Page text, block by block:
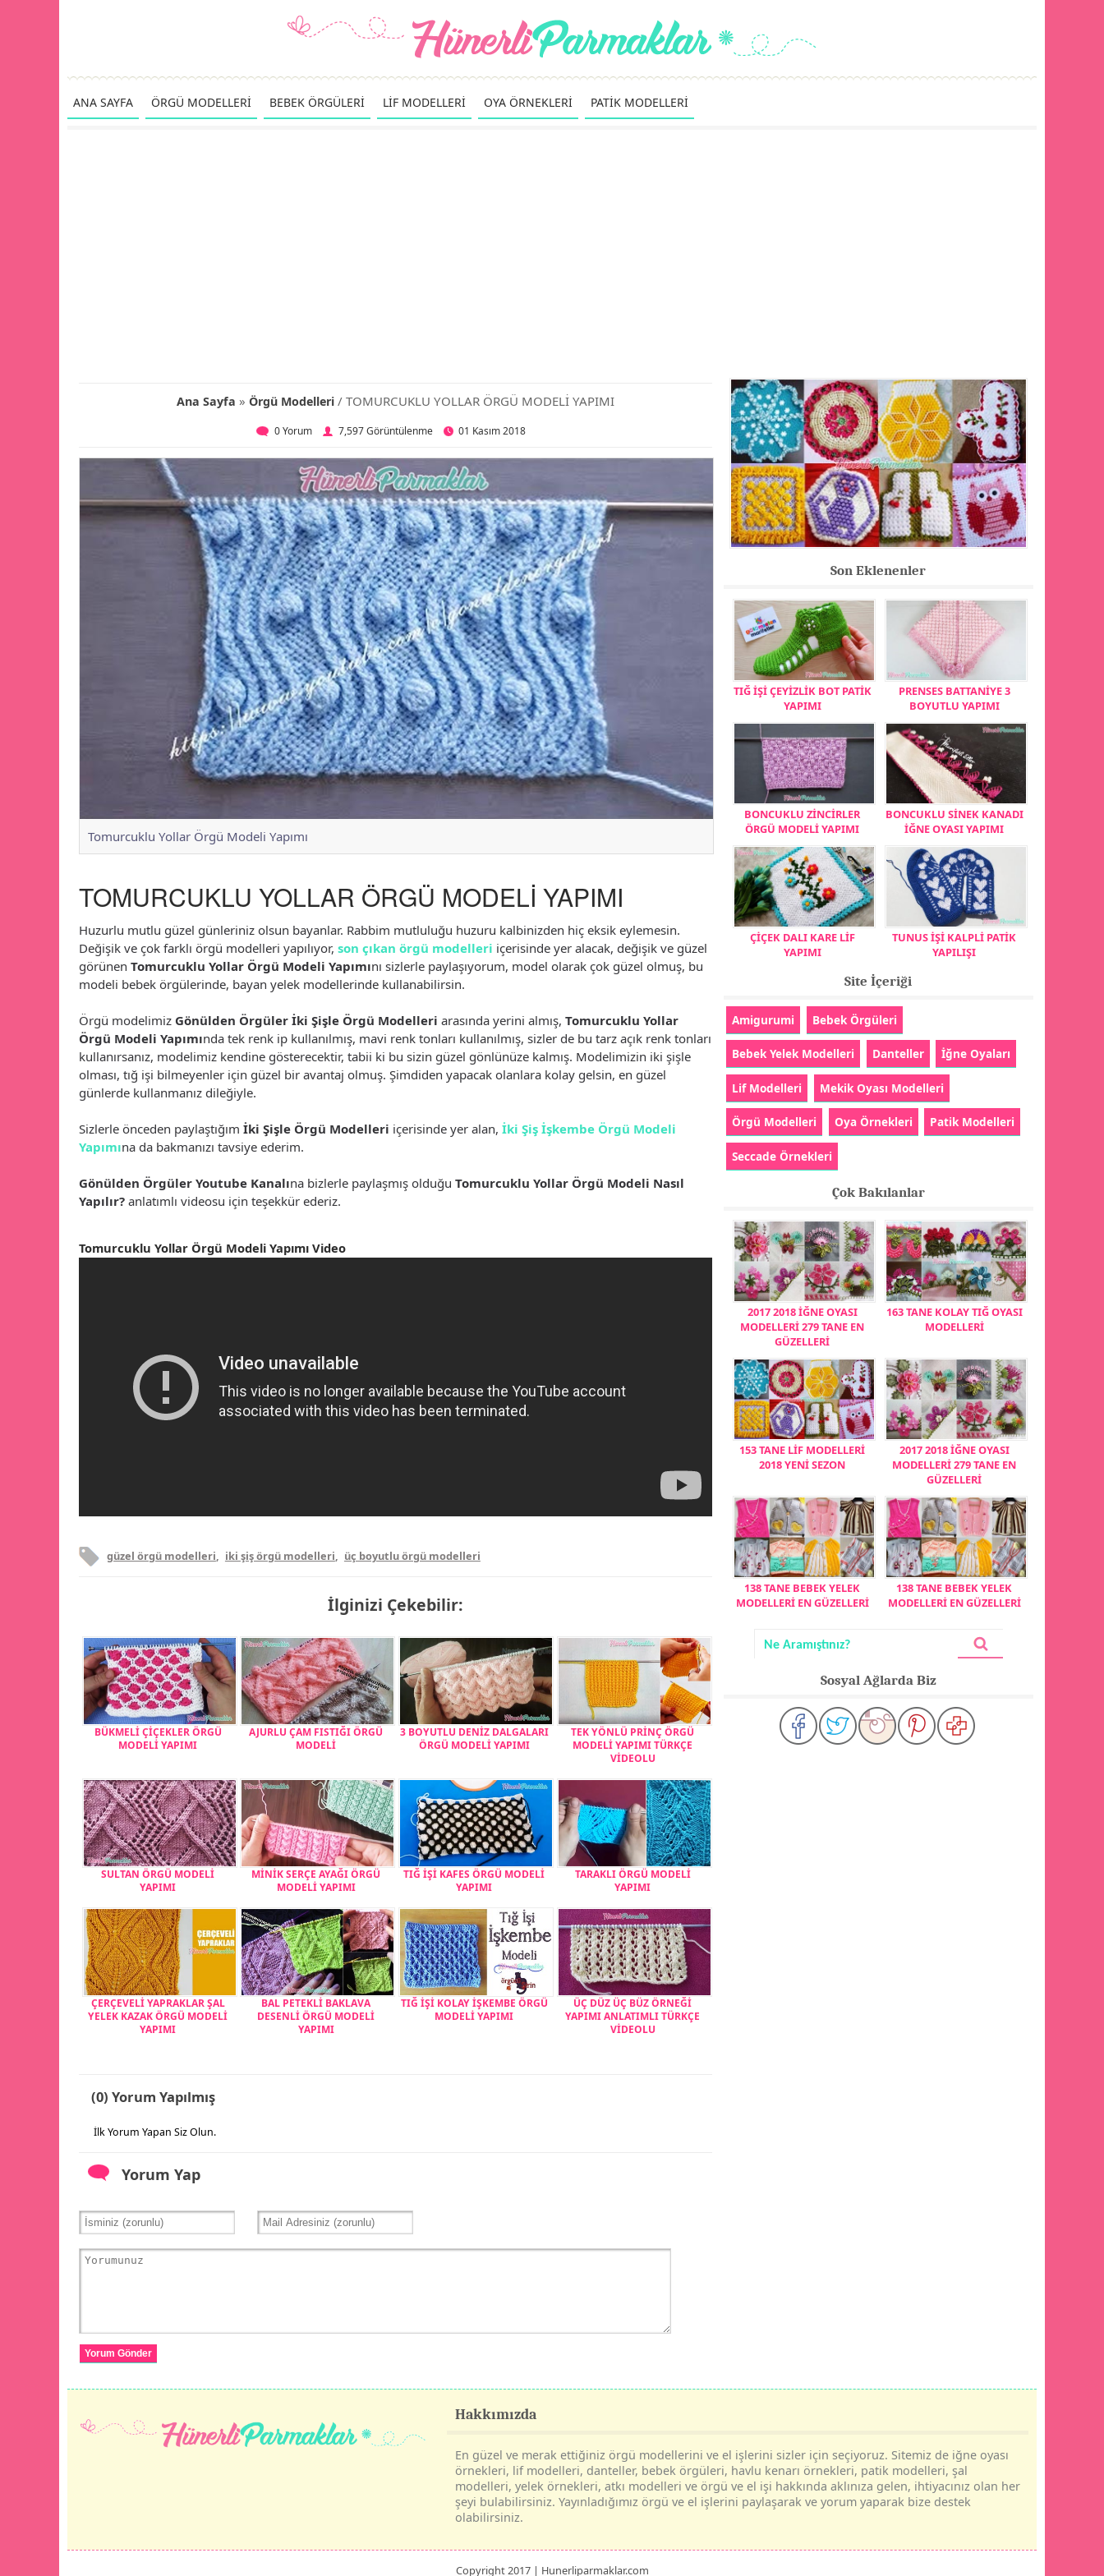
ANA SAYFA ÖRGÜ MODELLERİ BEBEK ÖRGÜLERİ LİF MODELLERİ OYA ÖRNEKLERİ PATİK MODELLERİ
Ana Sayfa » Örgü Modelleri/ TOMURCUKLU YOLLAR ÖRGÜ MODELİ YAPIMI
0 Yorum 7,597 Görüntülenme 01 Kasım 2018
Tomurcuklu Yollar Örgü Modeli Yapımı
TOMURCUKLU YOLLAR ÖRGÜ MODELİ YAPIMI
Huzurlu mutlu güzel günleriniz olsun bayanlar. Rabbim mutluluğu huzuru kalbinizden hiç eksik eylemesin.
Değişik ve çok farklı örgü modelleri yapılıyor, son çıkan örgü modelleri içerisinde yer alacak, değişik ve güzel
görünen Tomurcuklu Yollar Örgü Modeli Yapımını sizlerle paylaşıyorum, model olarak çok güzel olmuş, bu
modeli bebek örgülerinde, bayan yelek modellerinde kullanabilirsin.
Örgü modelimiz Gönülden Örgüler İki Şişle Örgü Modelleri arasında yerini almış, Tomurcuklu Yollar
Örgü Modeli Yapımında tek renk ip kullanılmış, mavi renk tonları kullanılmış, sizler de bu tarz açık renk tonları
kullanırsanız, modelimiz kendine gösterecektir, tabii ki bu sizin güzel gönlünüze kalmış. Modelimizin iki şişle
olması, tığ işi bilmeyenler için güzel bir avantaj olmuş. Şimdiden yapacak olanlara kolay gelsin, en güzel
günlerde kullanmanız dileğiyle.
Sizlerle önceden paylaştığım İki Şişle Örgü Modelleri içerisinde yer alan, İki Şiş İşkembe Örgü Modeli
Yapımına da bakmanızı tavsiye ederim.
Gönülden Örgüler Youtube Kanalına bizlerle paylaşmış olduğu Tomurcuklu Yollar Örgü Modeli Nasıl
Yapılır?anlatımlı videosu için teşekkür ederiz.
Tomurcuklu Yollar Örgü Modeli Yapımı Video
güzel örgü modelleri, iki şiş örgü modelleri, üç boyutlu örgü modelleri
İlginizi Çekebilir:
BÜKMELİ ÇİÇEKLER ÖRGÜ
MODELİ YAPIMI
AJURLU ÇAM FISTIĞI ÖRGÜ
MODELİ
3 BOYUTLU DENİZ DALGALARI
ÖRGÜ MODELİ YAPIMI
TEK YÖNLÜ PRİNÇ ÖRGÜ
MODELİ YAPIMI TÜRKÇE
VİDEOLU
SULTAN ÖRGÜ MODELİ
YAPIMI
MİNİK SERÇE AYAĞI ÖRGÜ
MODELİ YAPIMI
TIĞ İŞİ KAFES ÖRGÜ MODELİ
YAPIMI
TARAKLI ÖRGÜ MODELİ
YAPIMI
ÇERÇEVELİ YAPRAKLAR ŞAL
YELEK KAZAK ÖRGÜ MODELİ
YAPIMI
BAL PETEKLİ BAKLAVA
DESENLİ ÖRGÜ MODELİ
YAPIMI
TIĞ İŞİ KOLAY İŞKEMBE ÖRGÜ
MODELİ YAPIMI
ÜÇ DÜZ ÜÇ BÜZ ÖRNEĞİ
YAPIMI ANLATIMLI TÜRKÇE
VİDEOLU
(0) Yorum Yapılmış
İlk Yorum Yapan Siz Olun.
Yorum Yap
Yorum Gönder
Son Eklenenler
TIĞ İŞİ ÇEYİZLİK BOT PATİK
YAPIMI
PRENSES BATTANİYE 3
BOYUTLU YAPIMI
BONCUKLU ZİNCİRLER
ÖRGÜ MODELİ YAPIMI
BONCUKLU SİNEK KANADI
İĞNE OYASI YAPIMI
ÇİÇEK DALI KARE LİF
YAPIMI
TUNUS İŞİ KALPLİ PATİK
YAPILIŞI
Site İçeriği
Amigurumi Bebek Örgüleri
Bebek Yelek Modelleri Danteller İğne Oyaları
Lif Modelleri Mekik Oyası Modelleri
Örgü Modelleri Oya Örnekleri Patik Modelleri
Seccade Örnekleri
Çok Bakılanlar
2017 2018 İĞNE OYASI
MODELLERİ 279 TANE EN
GÜZELLERİ
163 TANE KOLAY TIĞ OYASI
MODELLERİ
153 TANE LİF MODELLERİ
2018 YENİ SEZON
2017 2018 İĞNE OYASI
MODELLERİ 279 TANE EN
GÜZELLERİ
138 TANE BEBEK YELEK
MODELLERİ EN GÜZELLERİ
138 TANE BEBEK YELEK
MODELLERİ EN GÜZELLERİ
Sosyal Ağlarda Biz
Hakkımızda
En güzel ve merak ettiğiniz örgü modellerini ve el işlerini sizler için seçiyoruz. Sitemiz de iğne oyası
örnekleri, lif modelleri, danteller, bebek örgüleri, havlu kenarı örnekleri, patik modelleri, şal
modelleri, yelek örnekleri, atkı modelleri ve örgü ve el işi hakkında aklınıza gelen, ihtiyacınız olan her
şeyi bulabilirsiniz. Yayınladığımız örgü ve el işlerini paylaşarak ve yorum yaparak bize destek
olabilirsiniz.
Copyright 2017 | Hunerliparmaklar.com